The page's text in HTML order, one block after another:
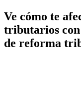
Ve cómo te
tributarios
de reforma